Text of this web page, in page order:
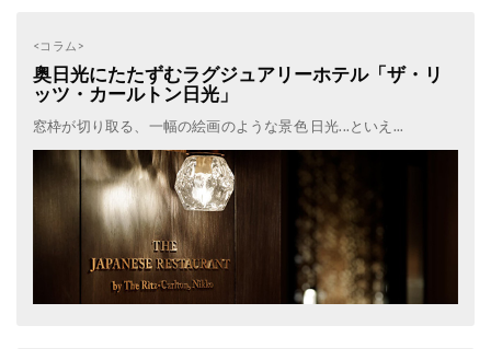
<コラム>
奥日光にたたずむラグジュアリーホテル「ザ・リ
ッツ・カールトン日光」
窓枠が切り取る、一幅の絵画のような景色 日光...といえ...